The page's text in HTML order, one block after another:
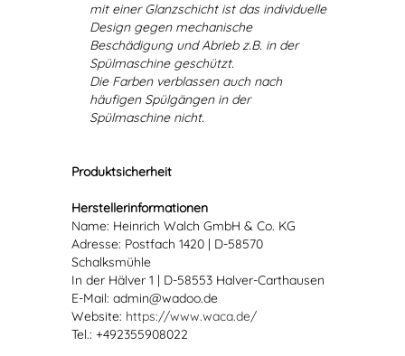
mit einer Glanzschicht ist das individuelle
Design gegen mechanische
Beschädigung und Abrieb z.B. in der
Spülmaschine geschützt.
Die Farben verblassen auch nach
häufigen Spülgängen in der
Spülmaschine nicht.
Produktsicherheit
Herstellerinformationen
Name: Heinrich Walch GmbH & Co. KG
Adresse: Postfach 1420 | D-58570
Schalksmühle
In der Hälver 1 | D-58553 Halver-Carthausen
E-Mail: admin@wadoo.de
Website: https://www.waca.de/
Tel.: +492355908022